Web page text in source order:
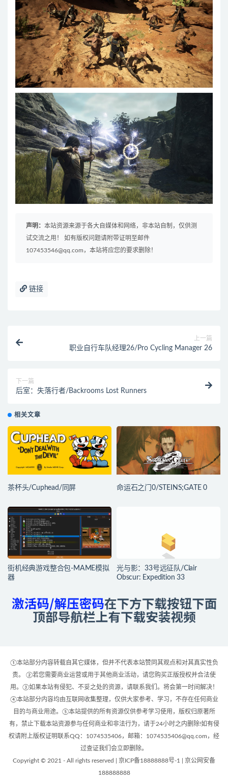
声明： 本站资源来源于各大自媒体和网络，非本站自制，仅供测
试交流之用！ 如有版权问题请附带证明至邮件
107453546@qq.com，本站将应您的要求删除！
链接
上一篇
职业自行车队经理26/Pro Cycling Manager 26
下一篇
后室：失落行者/Backrooms Lost Runners
相关文章
茶杯头/Cuphead/同屏 命运石之门0/STEINS;GATE 0
街机经典游戏整合包-MAME模拟
器
光与影：33号远征队/Clair
Obscur: Expedition 33
①本站部分内容转载自其它媒体，但并不代表本站赞同其观点和对其真实性负
责。 ②若您需要商业运营或用于其他商业活动，请您购买正版授权并合法使
用。③如果本站有侵犯、不妥之处的资源，请联系我们。将会第一时间解决！
④本站部分内容均由互联网收集整理，仅供大家参考、学习，不存在任何商业
目的与商业用途。⑤本站提供的所有资源仅供参考学习使用，版权归原著所
有，禁止下载本站资源参与任何商业和非法行为，请于24小时之内删除!如有侵
权请附上版权证明联系QQ：1074535406，邮箱：1074535406@qq.com，经
过查证我们会立即删除。
Copyright © 2021 - All rights reserved | 京ICP备18888888号-1 | 京公网安备
188888888